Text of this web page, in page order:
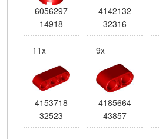
6056297
14918
4142132
32316
11x
4153718
32523
9x
4185664
43857